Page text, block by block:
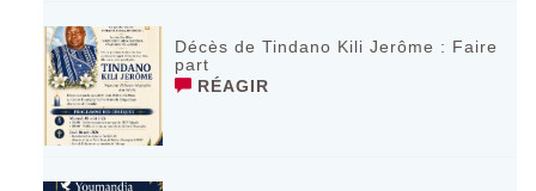
Décès de Tindano Kili Jerôme : Faire
part
RÉAGIR